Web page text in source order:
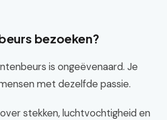
bezoeken?
is ongeëvenaard. Je
met dezelfde passie.
stekken, luchtvochtigheid en